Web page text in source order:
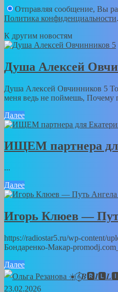
Отправляя сообщение, Вы
Политика конфиденциальности.
К другим новостям
Душа Алексей
Душа Алексей Овчинников 5
меня ведь не поймешь, Почему
Далее
ИЩЕМ партнера
...
Далее
Игорь Клюев —
https://radiostar5.ru/wp-content/
Бондаренко-Макар-
Далее
23.02.2026